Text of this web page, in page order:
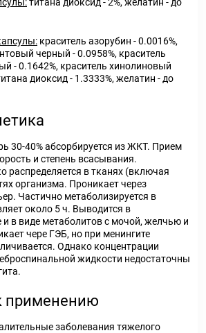
краситель азорубин - 0.0016%,
черный - 0.0958%, краситель
- 0.1642%, краситель хинолиновый
диоксид - 1.3333%, желатин - до
30-40% абсорбируется из ЖКТ. Прием
и степень всасывания.
распределяется в тканях (включая
организма. Проникает через
Частично метаболизируется в
около 5 ч. Выводится в
и в виде метаболитов с мочой, желчью и
чере ГЭБ, но при менингите
Однако концентрации
жидкости недостаточны
применению
заболевания тяжелого